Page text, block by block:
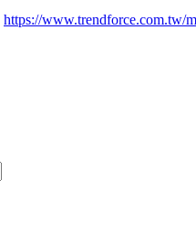
https://www.trendforce.com.tw/